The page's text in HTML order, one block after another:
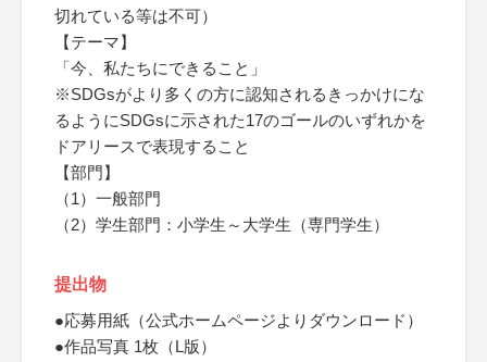
切れている等は不可）
【テーマ】
「今、私たちにできること」
※SDGsがより多くの方に認知されるきっかけにな
るようにSDGsに示された17のゴールのいずれかを
ドアリースで表現すること
【部門】
（1）一般部門
（2）学生部門：小学生～大学生（専門学生）
提出物
●応募用紙（公式ホームページよりダウンロード）
●作品写真 1枚（L版）